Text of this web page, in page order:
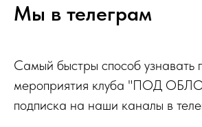
Мы в телеграм
Самый быстры способ узнавать
мероприятия клуба "ПОД
подписка на наши каналы в